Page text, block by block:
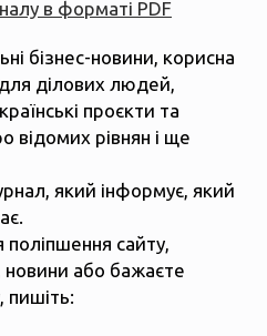
в форматі PDF
бізнес-новини, корисна
ділових людей,
проєкти та
відомих рівнян і ще
який інформує, який
сайту,
новини або бажаєте
пишіть: